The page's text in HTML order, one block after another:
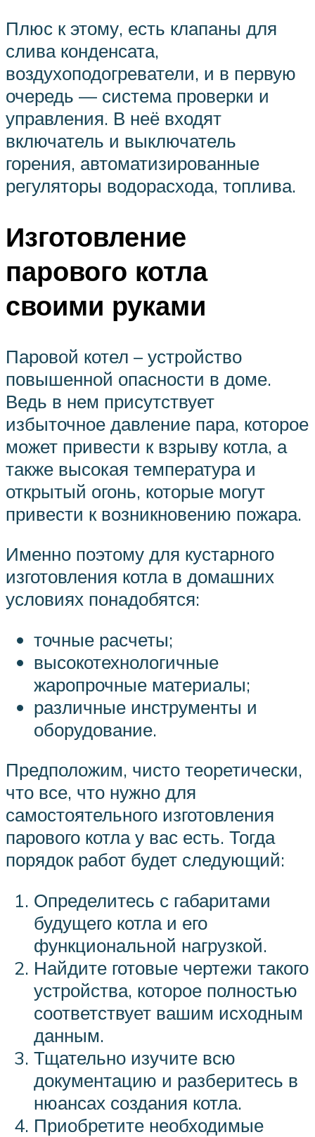
Плюс к этому, есть клапаны для
слива конденсата,
воздухоподогреватели, и в первую
очередь — система проверки и
управления. В неё входят
включатель и выключатель
горения, автоматизированные
регуляторы водорасхода, топлива.
Изготовление
парового котла
своими руками
Паровой котел – устройство
повышенной опасности в доме.
Ведь в нем присутствует
избыточное давление пара, которое
может привести к взрыву котла, а
также высокая температура и
открытый огонь, которые могут
привести к возникновению пожара.
Именно поэтому для кустарного
изготовления котла в домашних
условиях понадобятся:
точные расчеты;
высокотехнологичные
жаропрочные материалы;
различные инструменты и
оборудование.
Предположим, чисто теоретически,
что все, что нужно для
самостоятельного изготовления
парового котла у вас есть. Тогда
порядок работ будет следующий:
Определитесь с габаритами
будущего котла и его
функциональной нагрузкой.
Найдите готовые чертежи такого
устройства, которое полностью
соответствует вашим исходным
данным.
Тщательно изучите всю
документацию и разберитесь в
нюансах создания котла.
Приобретите необходимые